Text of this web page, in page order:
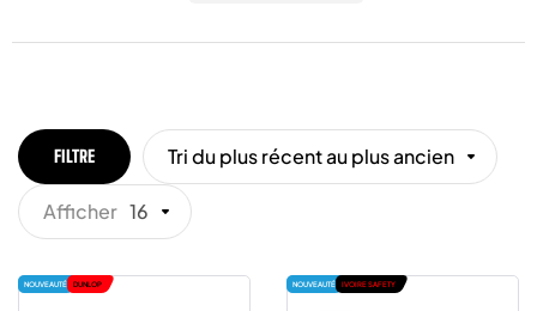
FILTRE Tri du plus récent au plus ancien
Afficher 16
NOUVEAUTÉ DUNLOP NOUVEAUTÉ IVOIRE SAFETY